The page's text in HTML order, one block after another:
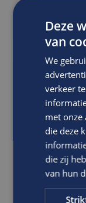
Ben jij
en een
Bouw
HBO
Oudenbosch
Deze
van
We
verkeer
met onze
die deze
die zij
van hun